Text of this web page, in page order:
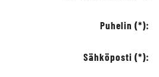
Puhelin (*):
Sähköposti (*):